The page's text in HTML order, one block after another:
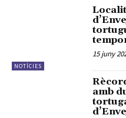
NOTÍCIES
15 juny
amb